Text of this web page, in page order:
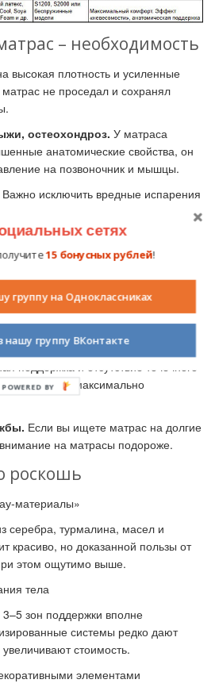
– необходимость
высокая плотность и усиленные
не проседал и сохранял
остеохондроз. У матраса
анатомические свойства, он
на позвоночник и мышцы.
Важно исключить вредные испарения
безопасные пены и «дышащие»
беспружинные матрасы с разными
подарят комфортный сон обоим
или беременность.Необходимы
поддержка и отсутствие точечного
было максимально
Если вы ищете матрас на долгие
на матрасы подороже.
роскошь
материалы»
серебра, турмалина, масел и
красиво, но доказанной пользы от
этом ощутимо выше.
тела
зон поддержки вполне
системы редко дают
стоимость.
элементами
сетях
15 бонусных рублей!
группу на Одноклассниках
нашу группу ВКонтакте